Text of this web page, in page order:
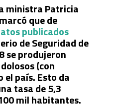
ministra Patricia
que de
publicados
de Seguridad de
se produjeron
(con
el país. Esto da
tasa de 5,3
mil habitantes.